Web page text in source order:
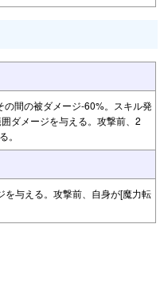
の間の被ダメージ-60%。スキル発
ダメージを与える。攻撃前、2
。
を与える。攻撃前、自身が[魔力転